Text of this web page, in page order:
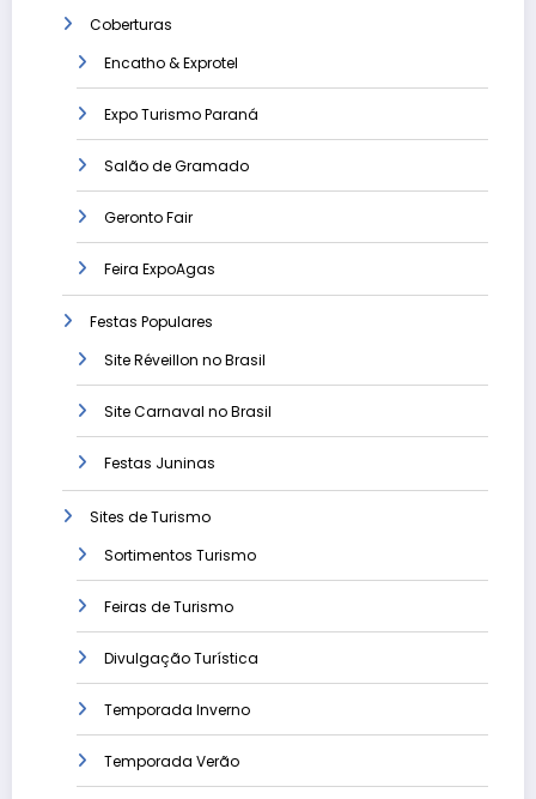
Coberturas
Encatho & Exprotel
Expo Turismo Paraná
Salão de Gramado
Geronto Fair
Feira ExpoAgas
Festas Populares
Site Réveillon no Brasil
Site Carnaval no Brasil
Festas Juninas
Sites de Turismo
Sortimentos Turismo
Feiras de Turismo
Divulgação Turística
Temporada Inverno
Temporada Verão